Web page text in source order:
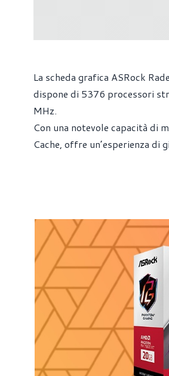
La scheda grafica ASRock
dispone di 5376 processori
MHz.
Con una notevole capacità di
Cache, offre un’esperienza